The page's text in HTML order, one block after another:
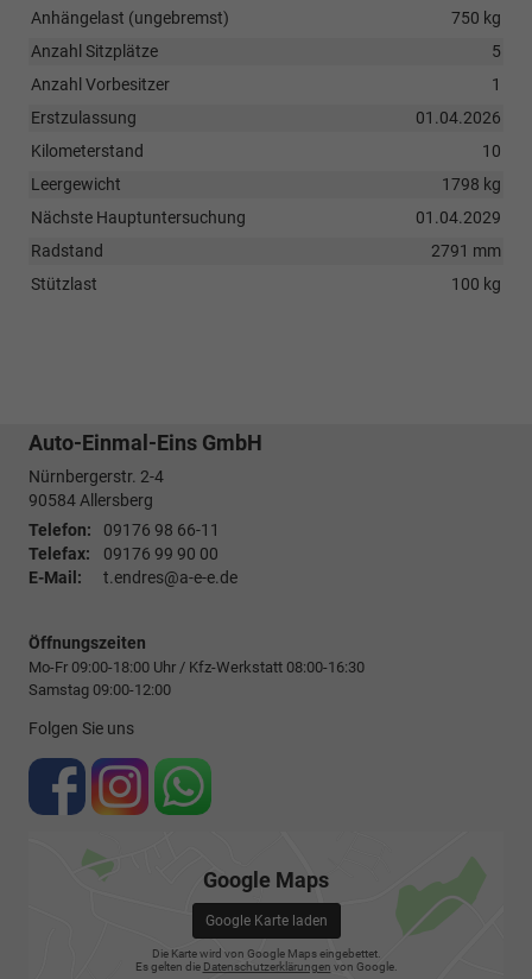
Anhängelast (ungebremst)
750 kg
Anzahl Sitzplätze
5
Anzahl Vorbesitzer
1
Erstzulassung
01.04.2026
Kilometerstand
10
Leergewicht
1798 kg
Nächste Hauptuntersuchung
01.04.2029
Radstand
2791 mm
Stützlast
100 kg
Auto-Einmal-Eins GmbH
Nürnbergerstr. 2-4
90584Allersberg
Telefon:
09176 98 66-11
Telefax:
09176 99 90 00
E-Mail:
t.endres@a-e-e.de
Öffnungszeiten
Mo-Fr 09:00-18:00 Uhr / Kfz-Werkstatt 08:00-16:30
Samstag 09:00-12:00
Folgen Sie uns
Google Maps
Google Karte laden
Die Karte wird von Google Maps eingebettet.
Es gelten die Datenschutzerklärungen von Google.